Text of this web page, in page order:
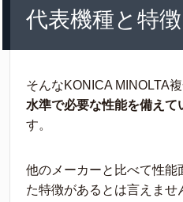
代表機種と特徴
そんなKONICA MINOLTA
水準で必要な性能を備えて
す。
他のメーカーと比べて性能
た特徴があるとは言えませ